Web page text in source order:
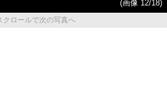
(画像 12/18)
クロールで次の写真へ